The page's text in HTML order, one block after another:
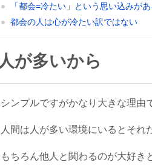
「都会=冷たい」という思い込みが
都会の人は心が冷たい訳ではない
人が多いから
シンプルですがかなり大きな理由
人間は人が多い環境にいるとそれ
もちろん他人と関わるのが大好き